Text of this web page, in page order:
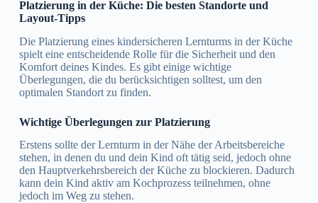
Platzierung in der Küche: Die besten Standorte und
Layout-Tipps
Die Platzierung eines kindersicheren Lernturms in der Küche
spielt eine entscheidende Rolle für die Sicherheit und den
Komfort deines Kindes. Es gibt einige wichtige
Überlegungen, die du berücksichtigen solltest, um den
optimalen Standort zu finden.
Wichtige Überlegungen zur Platzierung
Erstens sollte der Lernturm in der Nähe der Arbeitsbereiche
stehen, in denen du und dein Kind oft tätig seid, jedoch ohne
den Hauptverkehrsbereich der Küche zu blockieren. Dadurch
kann dein Kind aktiv am Kochprozess teilnehmen, ohne
jedoch im Weg zu stehen.